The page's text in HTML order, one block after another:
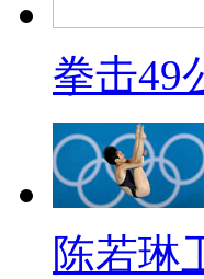
拳击49
陈若琳